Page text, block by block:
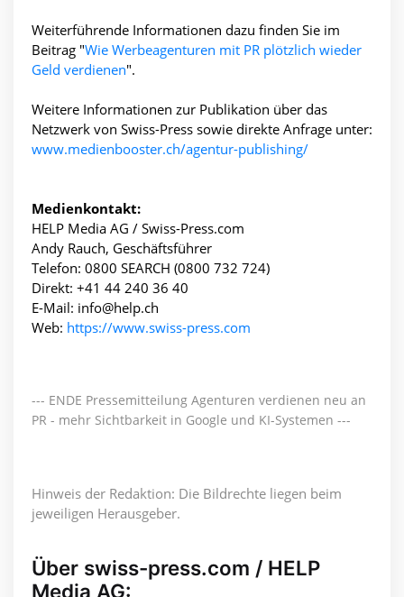
Weiterführende Informationen dazu finden Sie im
Beitrag "Wie Werbeagenturen mit PR plötzlich wieder
Geld verdienen".
Weitere Informationen zur Publikation über das
Netzwerk von Swiss-Press sowie direkte Anfrage unter:
www.medienbooster.ch/agentur-publishing/
Medienkontakt:
HELP Media AG / Swiss-Press.com
Andy Rauch, Geschäftsführer
Telefon: 0800 SEARCH (0800 732 724)
Direkt: +41 44 240 36 40
E-Mail: info@help.ch
Web: https://www.swiss-press.com
--- ENDE Pressemitteilung Agenturen verdienen neu an
PR - mehr Sichtbarkeit in Google und KI-Systemen ---
Hinweis der Redaktion: Die Bildrechte liegen beim
jeweiligen Herausgeber.
Über swiss-press.com / HELP
Media AG: